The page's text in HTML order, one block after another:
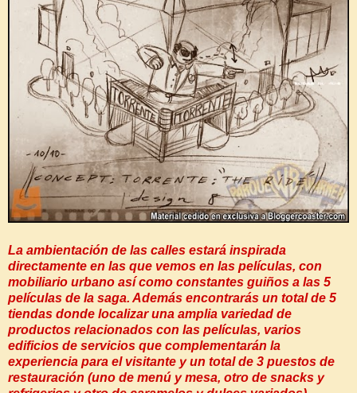
La ambientación de las calles estará inspirada
directamente en las que vemos en las películas, con
mobiliario urbano así como constantes guiños a las 5
películas de la saga. Además encontrarás un total de 5
tiendas donde localizar una amplia variedad de
productos relacionados con las películas, varios
edificios de servicios que complementarán la
experiencia para el visitante y un total de 3 puestos de
restauración (uno de menú y mesa, otro de snacks y